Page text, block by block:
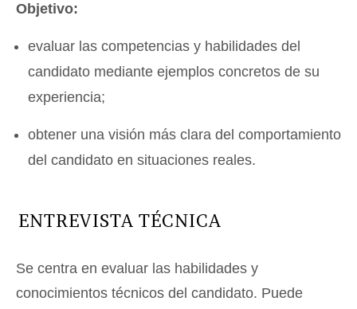
Objetivo:
evaluar las competencias y habilidades del
candidato mediante ejemplos concretos de su
experiencia;
obtener una visión más clara del comportamiento
del candidato en situaciones reales.
ENTREVISTA TÉCNICA
Se centra en evaluar las habilidades y
conocimientos técnicos del candidato. Puede